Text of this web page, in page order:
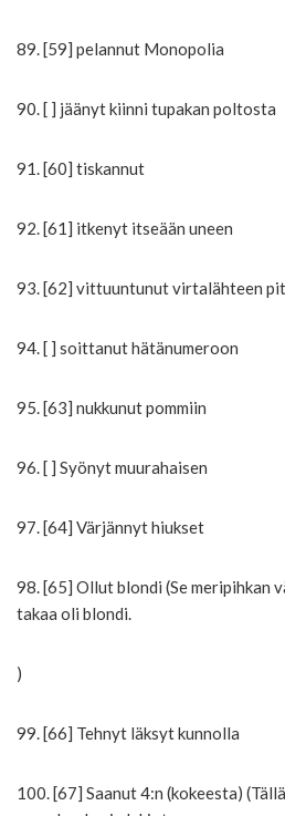
89. [59] pelannut Monopolia
90. [ ] jäänyt kiinni tupakan poltosta
91. [60] tiskannut
92. [61] itkenyt itseään uneen
93. [62] vittuuntunut virtalähteen
94. [ ] soittanut hätänumeroon
95. [63] nukkunut pommiin
96. [ ] Syönyt muurahaisen
97. [64] Värjännyt hiukset
98. [65] Ollut blondi (Se meripihkan
takaa oli blondi.
)
99. [66] Tehnyt läksyt kunnolla
100. [67] Saanut 4:n (kokeesta)